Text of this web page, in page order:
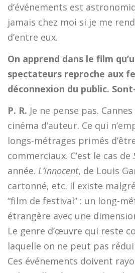
d’événements est
jamais chez moi si je me
d’entre eux.
On apprend dans le film
spectateurs reproche aux
déconnexion du public.
P. R. Je ne pense pas.
cinéma d’auteur. Ce qui
longs-métrages primés
commerciaux. C’est le cas de
année. L’innocent, de Louis
cartonné, etc. Il existe
“film de festival” : un long-
étrangère avec une
Le genre d’œuvre qui reste
laquelle on ne peut pas
Ces événements doivent